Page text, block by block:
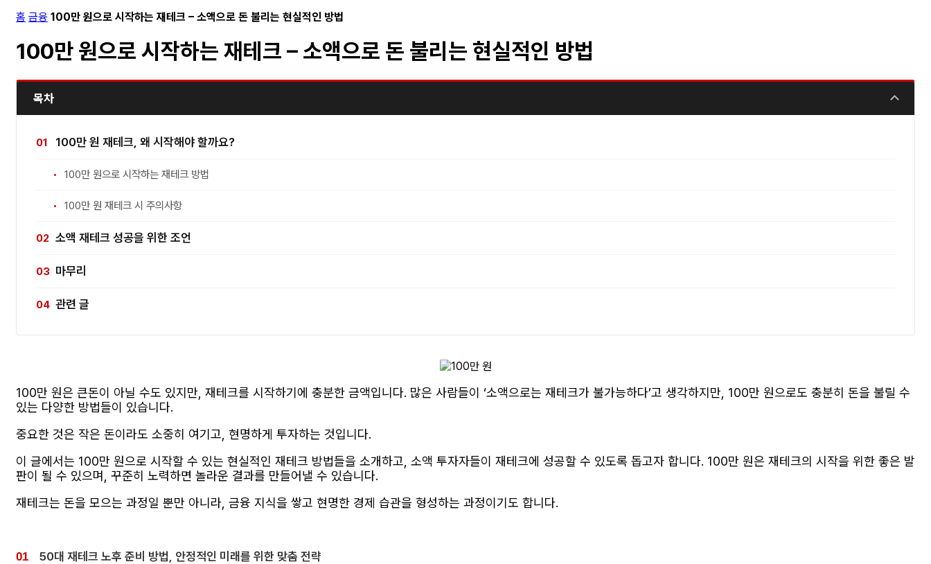
홈 금융 100만 원으로 시작하는 재테크 – 소액으로 돈 불리는 현실적인 방법
100만 원으로 시작하는 재테크 – 소액으로 돈 불리는 현실적인 방법
목차
100만 원 재테크, 왜 시작해야 할까요?
100만 원으로 시작하는 재테크 방법
100만 원 재테크 시 주의사항
소액 재테크 성공을 위한 조언
마무리
관련 글
100만 원은 큰돈이 아닐 수도 있지만, 재테크를 시작하기에 충분한 금액입니다. 많은 사람들이 ‘소액으로는 재테크가 불가능하다’고 생각하지만, 100만 원으로도 충분히 돈을 불릴 수
있는 다양한 방법들이 있습니다.
중요한 것은 작은 돈이라도 소중히 여기고, 현명하게 투자하는 것입니다.
이 글에서는 100만 원으로 시작할 수 있는 현실적인 재테크 방법들을 소개하고, 소액 투자자들이 재테크에 성공할 수 있도록 돕고자 합니다. 100만 원은 재테크의 시작을 위한 좋은 발
판이 될 수 있으며, 꾸준히 노력하면 놀라운 결과를 만들어낼 수 있습니다.
재테크는 돈을 모으는 과정일 뿐만 아니라, 금융 지식을 쌓고 현명한 경제 습관을 형성하는 과정이기도 합니다.
50대 재테크 노후 준비 방법, 안정적인 미래를 위한 맞춤 전략